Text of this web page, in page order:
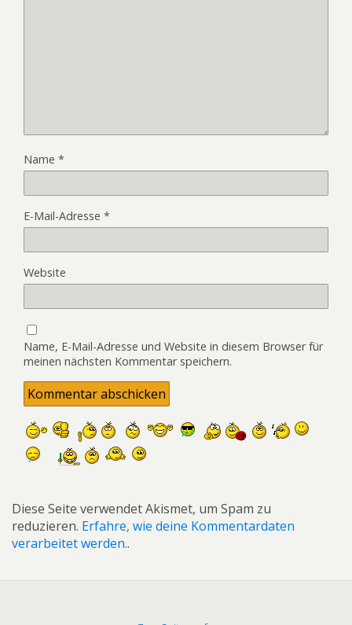
Name *
E-Mail-Adresse *
Website
Name, E-Mail-Adresse und Website in diesem Browser für
meinen nächsten Kommentar speichern.
Diese Seite verwendet Akismet, um Spam zu
reduzieren. Erfahre, wie deine Kommentardaten
verarbeitet werden..